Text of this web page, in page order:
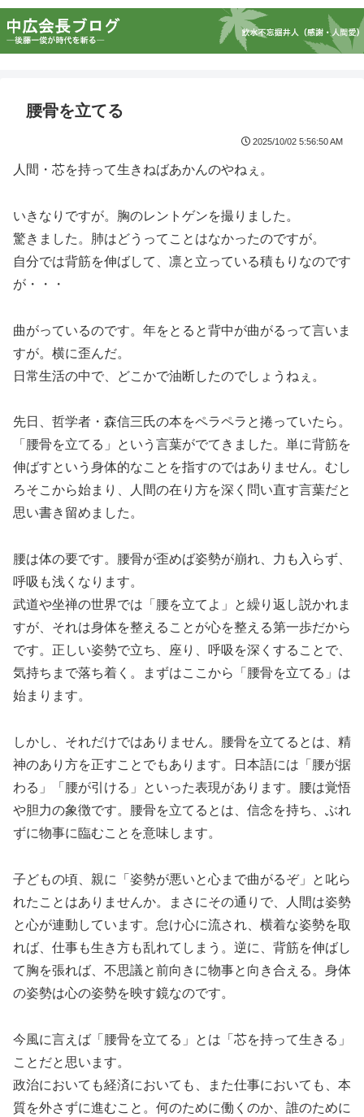
腰骨を立てる
2025/10/02 5:56:50 AM
人間・芯を持って生きねばあかんのやねぇ。
いきなりですが。胸のレントゲンを撮りました。
驚きました。肺はどうってことはなかったのですが。
自分では背筋を伸ばして、凛と立っている積もりなのです
が・・・
曲がっているのです。年をとると背中が曲がるって言いま
すが。横に歪んだ。
日常生活の中で、どこかで油断したのでしょうねぇ。
先日、哲学者・森信三氏の本をペラペラと捲っていたら。
「腰骨を立てる」という言葉がでてきました。単に背筋を
伸ばすという身体的なことを指すのではありません。むし
ろそこから始まり、人間の在り方を深く問い直す言葉だと
思い書き留めました。
腰は体の要です。腰骨が歪めば姿勢が崩れ、力も入らず、
呼吸も浅くなります。
武道や坐禅の世界では「腰を立てよ」と繰り返し説かれま
すが、それは身体を整えることが心を整える第一歩だから
です。正しい姿勢で立ち、座り、呼吸を深くすることで、
気持ちまで落ち着く。まずはここから「腰骨を立てる」は
始まります。
しかし、それだけではありません。腰骨を立てるとは、精
神のあり方を正すことでもあります。日本語には「腰が据
わる」「腰が引ける」といった表現があります。腰は覚悟
や胆力の象徴です。腰骨を立てるとは、信念を持ち、ぶれ
ずに物事に臨むことを意味します。
子どもの頃、親に「姿勢が悪いと心まで曲がるぞ」と叱ら
れたことはありませんか。まさにその通りで、人間は姿勢
と心が連動しています。怠け心に流され、横着な姿勢を取
れば、仕事も生き方も乱れてしまう。逆に、背筋を伸ばし
て胸を張れば、不思議と前向きに物事と向き合える。身体
の姿勢は心の姿勢を映す鏡なのです。
今風に言えば「腰骨を立てる」とは「芯を持って生きる」
ことだと思います。
政治においても経済においても、また仕事においても、本
質を外さずに進むこと。何のために働くのか、誰のために